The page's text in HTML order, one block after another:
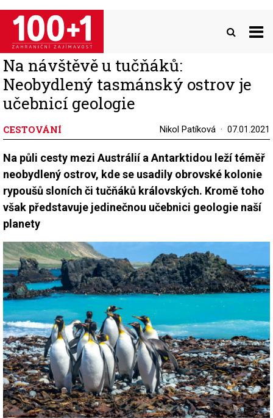
Přejít
hlavnímu
obsahu
Na návštěvě u tučňáků:
Neobydlený tasmánský ostrov je
učebnicí geologie
CESTOVÁNÍ Nikol Patíková 07.01.2021
Na půli cesty mezi Austrálií a Antarktidou leží téměř
neobydlený ostrov, kde se usadily obrovské kolonie
rypoušů sloních či tučňáků královských. Kromě toho
však představuje jedinečnou učebnici geologie naší
planety